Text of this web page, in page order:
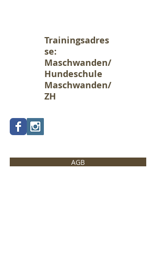
Trainingsadres
se:
Maschwanden/
Hundeschule
Maschwanden/
ZH
AGB